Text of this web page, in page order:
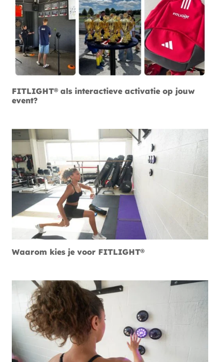
FITLIGHT® als interactieve activatie op jouw
event?
Waarom kies je voor FITLIGHT®